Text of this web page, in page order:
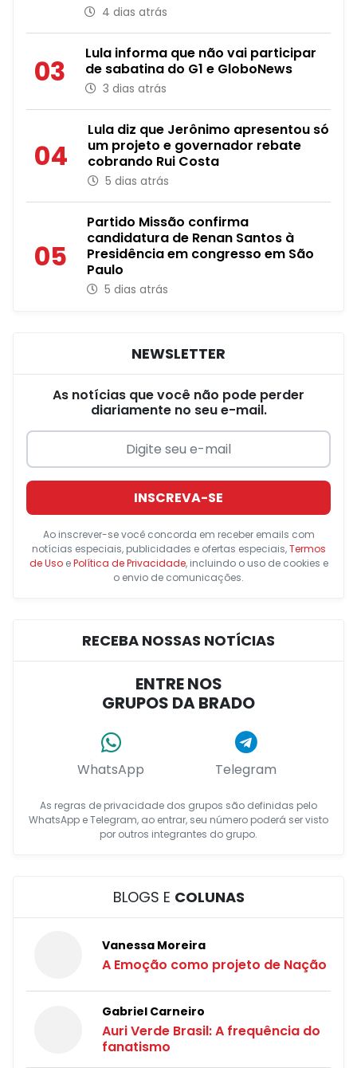
4 dias atrás
03
Lula informa que não vai participar
de sabatina do G1 e GloboNews
3 dias atrás
04
Lula diz que Jerônimo apresentou só
um projeto e governador rebate
cobrando Rui Costa
5 dias atrás
05
Partido Missão confirma
candidatura de Renan Santos à
Presidência em congresso em São
Paulo
5 dias atrás
NEWSLETTER
As notícias que você não pode perder
diariamente no seu e-mail.
INSCREVA-SE
Ao inscrever-se você concorda em receber emails com
notícias especiais, publicidades e ofertas especiais,Termos
de UsoePolítica de Privacidade, incluindo o uso de cookies e
o envio de comunicações.
RECEBA NOSSAS NOTÍCIAS
ENTRE NOS
GRUPOS DA BRADO
WhatsApp Telegram
As regras de privacidade dos grupos são definidas pelo
WhatsApp e Telegram, ao entrar, seu número poderá ser visto
por outros integrantes do grupo.
BLOGS E COLUNAS
Vanessa Moreira
A Emoção como projeto de Nação
Gabriel Carneiro
Auri Verde Brasil: A frequência do
fanatismo